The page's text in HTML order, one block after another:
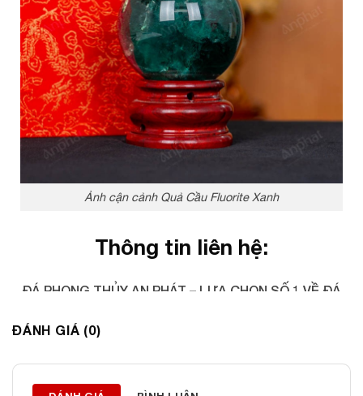
Ảnh cận cảnh Quả Cầu Fluorite Xanh
Thông tin liên hệ:
ĐÁ PHONG THỦY AN PHÁT – LỰA CHỌN SỐ 1 VỀ ĐÁ
Địa chỉ: 60/69 Bùi Huy Bích, Hoàng Mai, Hà Nội
ĐÁNH GIÁ (0)